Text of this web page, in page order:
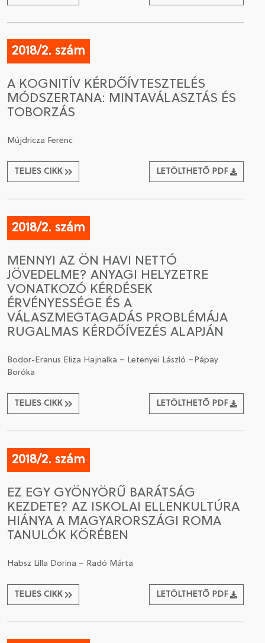
2018/2. szám
A KOGNITÍV KÉRDŐÍVTESZTELÉS
MÓDSZERTANA: MINTAVÁLASZTÁS ÉS
TOBORZÁS
Mújdricza Ferenc
TELJES CIKK LETÖLTHETŐ PDF
2018/2. szám
MENNYI AZ ÖN HAVI NETTÓ
JÖVEDELME? ANYAGI HELYZETRE
VONATKOZÓ KÉRDÉSEK
ÉRVÉNYESSÉGE ÉS A
VÁLASZMEGTAGADÁS PROBLÉMÁJA
RUGALMAS KÉRDŐÍVEZÉS ALAPJÁN
Bodor-Eranus Eliza Hajnalka – Letenyei László –Pápay
Boróka
TELJES CIKK LETÖLTHETŐ PDF
2018/2. szám
EZ EGY GYÖNYÖRŰ BARÁTSÁG
KEZDETE? AZ ISKOLAI ELLENKULTÚRA
HIÁNYA A MAGYARORSZÁGI ROMA
TANULÓK KÖRÉBEN
Habsz Lilla Dorina – Radó Márta
TELJES CIKK LETÖLTHETŐ PDF